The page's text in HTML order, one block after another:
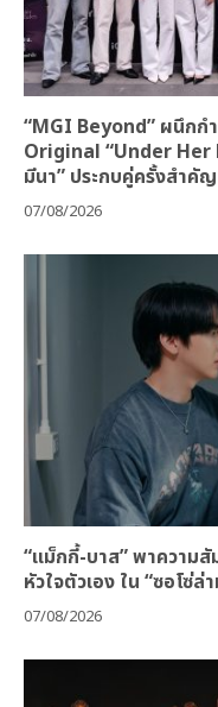
“MGI Beyond” ผนึกก
Original “Under Her
มีนา” ประกบคู่ครั้งสำคัญ
07/08/2026
“แม็กกี้-บาส” พาความ
หัวใจตัวเอง ใน “ซอโซ่
07/08/2026